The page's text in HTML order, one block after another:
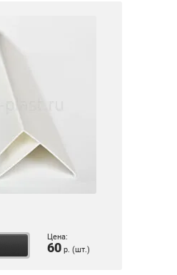
Цена:
60р. (шт.)